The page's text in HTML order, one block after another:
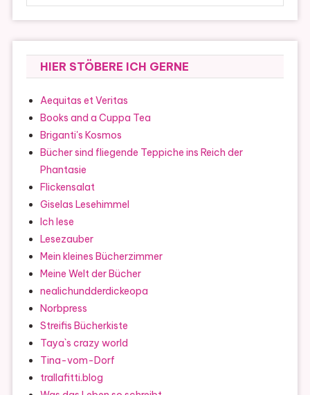
HIER STÖBERE ICH GERNE
Aequitas et Veritas
Books and a Cuppa Tea
Briganti's Kosmos
Bücher sind fliegende Teppiche ins Reich der
Phantasie
Flickensalat
Giselas Lesehimmel
Ich lese
Lesezauber
Mein kleines Bücherzimmer
Meine Welt der Bücher
nealichundderdickeopa
Norbpress
Streifis Bücherkiste
Taya`s crazy world
Tina-vom-Dorf
trallafitti.blog